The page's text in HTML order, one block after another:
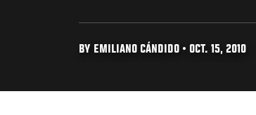
BY EMILIANO CÁNDIDO • OCT. 15, 2010